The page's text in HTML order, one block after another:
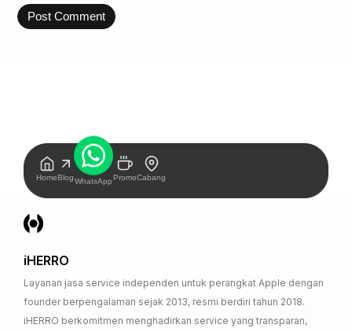
HomeBlogWhatsApp PromoCabang
iHERRO
Layanan jasa service independen untuk perangkat Apple dengan
founder berpengalaman sejak 2013, resmi berdiri tahun 2018.
iHERRO berkomitmen menghadirkan service yang transparan,